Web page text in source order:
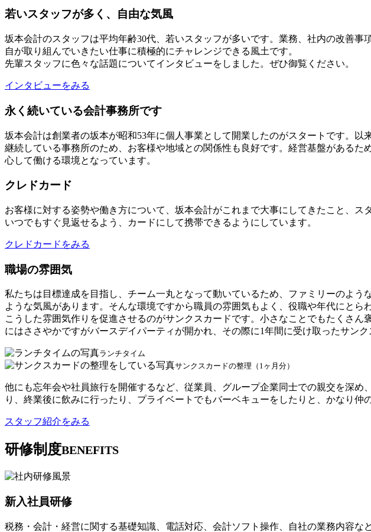
若いスタッフが多く、自由な気風
坂本会計のスタッフは平均年齢30代、若いスタッフが多いです。業務、社内の改善
自が取り組んでいきたい仕事に積極的にチャレンジできる風土です。
先輩スタッフに色々な話題についてインタビューをしました。ぜひ御覧ください。
インタビューをみる
永く続いている会計事務所です
坂本会計は創業者の坂本が昭和53年に個人事業として開業したのがスタートです。
継続している事務所のため、お客様や地域との関係性も良好です。経営基盤がある
心して働ける環境となっています。
クレドカード
お客様に対する姿勢や働き方について、坂本会計がこれまで大事にしてきたこと、
いつでもすぐ見返せるよう、カードにして携帯できるようにしています。
クレドカードをみる
職場の雰囲気
私たちは目標達成を目指し、チーム一丸となって動いているため、ファミリーのよ
ような気風があります。そんな環境ですから職員の雰囲気もよく、役職や年代にとら
こうした雰囲気作りを促進させるのがサンクスカードです。小さなことでもたくさ
にはささやかですがバースデイパーティが開かれ、その際に1年間に受け取ったサン
ランチタイム
サンクスカードの整理（1ヶ月分）
他にも忘年会や社員旅行を開催するなど、従業員、グループ企業同士での親交を深
り、終業後に飲みに行ったり、プライベートでもバーベキューをしたりと、かなり
スタッフ紹介をみる
研修制度BENEFITS
新入社員研修
税務・会計・経営に関する基礎知識、電話対応、会計ソフト操作、自社の業務内容